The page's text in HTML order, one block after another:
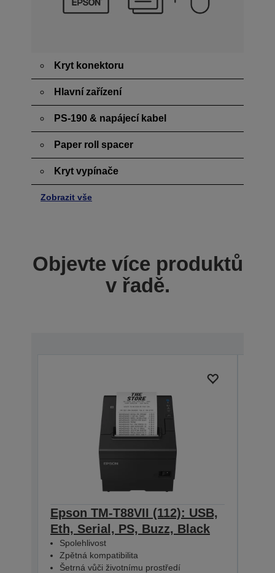
Kryt konektoru
Hlavní zařízení
PS-190 & napájecí kabel
Paper roll spacer
Kryt vypínače
Zobrazit vše
Objevte více produktů
v řadě.
Epson TM-T88VII (112): USB,
Eth, Serial, PS, Buzz, Black
Spolehlivost
Zpětná kompatibilita
Šetrná vůči životnímu prostředí